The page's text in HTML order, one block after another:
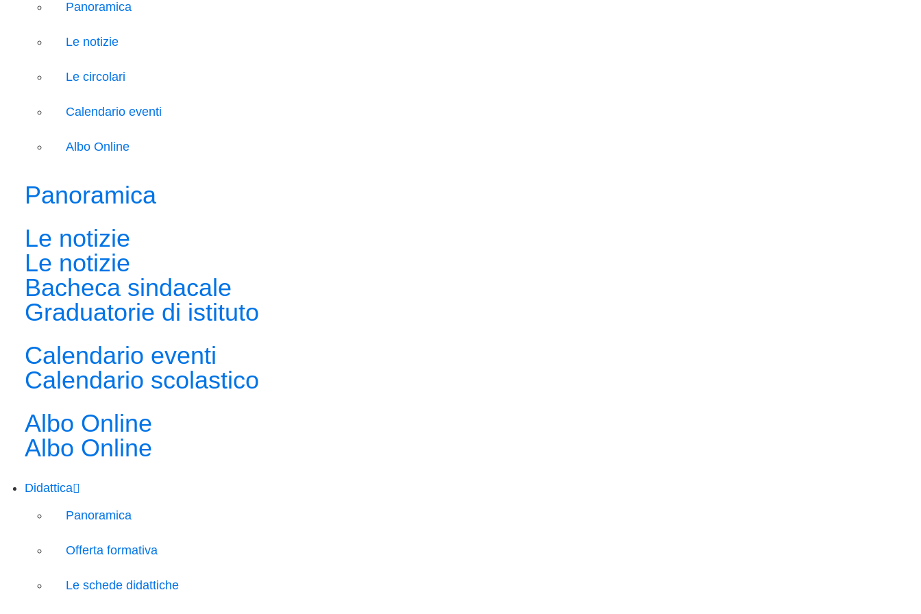
Panoramica
Le notizie
Le circolari
Calendario eventi
Albo Online
Panoramica
Le notizie
Le notizie
Bacheca sindacale
Graduatorie di istituto
Calendario eventi
Calendario scolastico
Albo Online
Albo Online
Didattica
Panoramica
Offerta formativa
Le schede didattiche